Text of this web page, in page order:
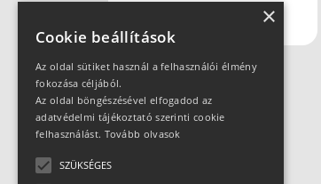
×
Cookie beállítások
Az oldal sütiket használ a felhasználói élmény
fokozása céljából.
Az oldal böngészésével elfogadod az
adatvédelmi tájékoztató szerinti cookie
felhasználást. Tovább olvasok
SZÜKSÉGES